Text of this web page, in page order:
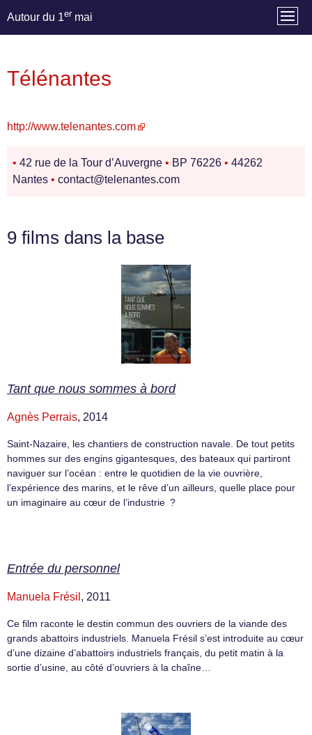
Autour du 1er mai
Télénantes
http://www.telenantes.com
• 42 rue de la Tour d’Auvergne • BP 76226 • 44262
Nantes • contact@telenantes.com
9 films dans la base
Tant que nous sommes à bord
Agnès Perrais, 2014
Saint-Nazaire, les chantiers de construction navale. De tout petits
hommes sur des engins gigantesques, des bateaux qui partiront
naviguer sur l’océan : entre le quotidien de la vie ouvrière,
l’expérience des marins, et le rêve d’un ailleurs, quelle place pour
un imaginaire au cœur de l’industrie ?
Entrée du personnel
Manuela Frésil , 2011
Ce film raconte le destin commun des ouvriers de la viande des
grands abattoirs industriels. Manuela Frésil s’est introduite au cœur
d’une dizaine d’abattoirs industriels français, du petit matin à la
sortie d’usine, au côté d’ouvriers à la chaîne…